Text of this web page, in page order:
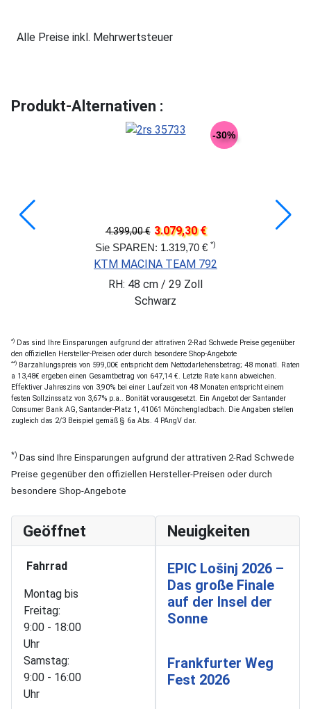
Alle Preise inkl. Mehrwertsteuer
Produkt-Alternativen :
-30%
4.399,00 € 3.079,30 €
Sie SPAREN: 1.319,70 € *)
KTM MACINA TEAM 792
RH: 48 cm / 29 Zoll
Schwarz
*) Das sind Ihre Einsparungen aufgrund der attrativen 2-Rad Schwede Preise gegenüber
den offiziellen Hersteller-Preisen oder durch besondere Shop-Angebote
**) Barzahlungspreis von 599,00€ entspricht dem Nettodarlehensbetrag; 48 monatl. Raten
a 13,48€ ergeben einen Gesamtbetrag von 647,14 €. Letzte Rate kann abweichen.
Effektiver Jahreszins von 3,90% bei einer Laufzeit von 48 Monaten entspricht einem
festen Sollzinssatz von 3,67% p.a.. Bonität vorausgesetzt. Ein Angebot der Santander
Consumer Bank AG, Santander-Platz 1, 41061 Mönchengladbach. Die Angaben stellen
zugleich das 2/3 Beispiel gemäß § 6a Abs. 4 PAngV dar.
*) Das sind Ihre Einsparungen aufgrund der attrativen 2-Rad Schwede
Preise gegenüber den offiziellen Hersteller-Preisen oder durch
besondere Shop-Angebote
Geöffnet
Fahrrad
Montag bis
Freitag:
9:00 - 18:00
Uhr
Samstag:
9:00 - 16:00
Uhr
Neuigkeiten
EPIC Lošinj 2026 –
Das große Finale
auf der Insel der
Sonne
Frankfurter Weg
Fest 2026